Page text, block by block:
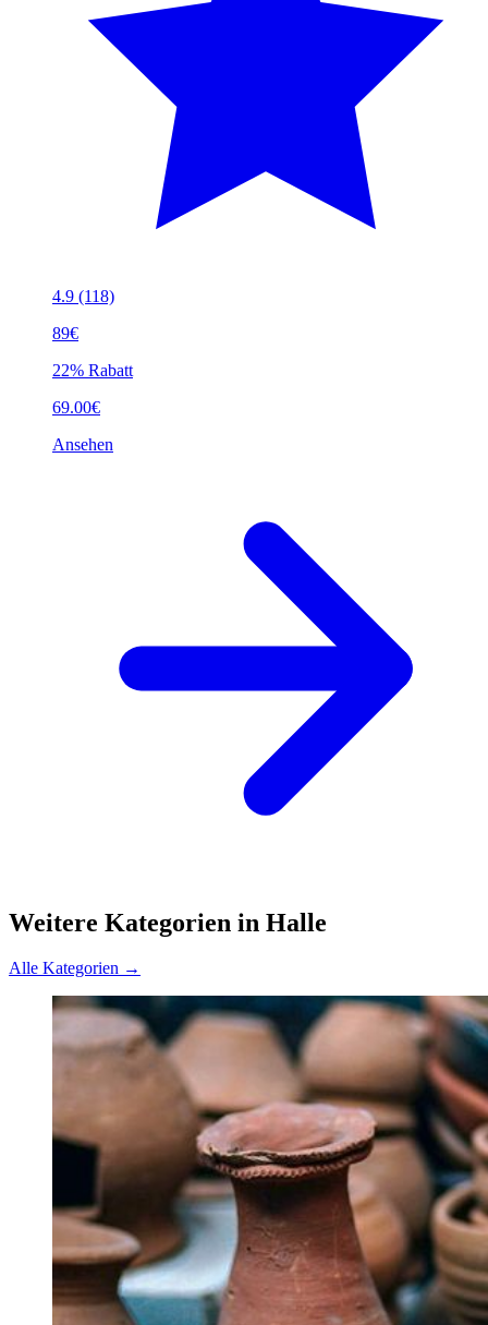
4.9 (118)
89€
22% Rabatt
69.00€
Ansehen
Weitere Kategorien in Halle
Alle Kategorien →